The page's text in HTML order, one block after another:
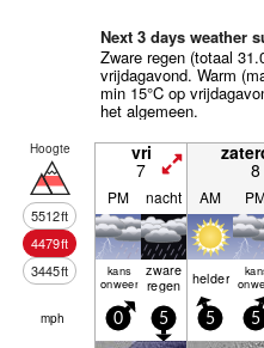
Next 3 days weather
Zware regen (totaal
vrijdagavond. Warm
min 15°C op
het algemeen.
Hoogte
5512ft
4479ft
3445ft
vri
7 8
PM nacht AM
kans
onweer
zware
regen helder
mph 0 5 5 5